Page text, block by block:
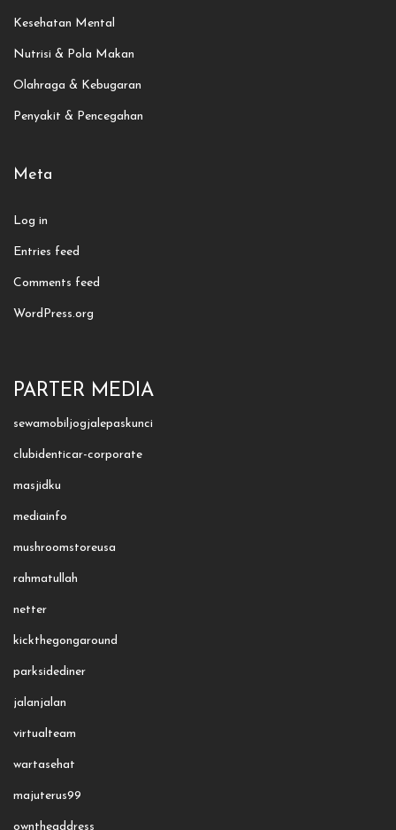
Kesehatan Mental
Nutrisi & Pola Makan
Olahraga & Kebugaran
Penyakit & Pencegahan
Meta
Log in
Entries feed
Comments feed
WordPress.org
PARTER MEDIA
sewamobiljogjalepaskunci
clubidenticar-corporate
masjidku
mediainfo
mushroomstoreusa
rahmatullah
netter
kickthegongaround
parksidediner
jalanjalan
virtualteam
wartasehat
majuterus99
owntheaddress